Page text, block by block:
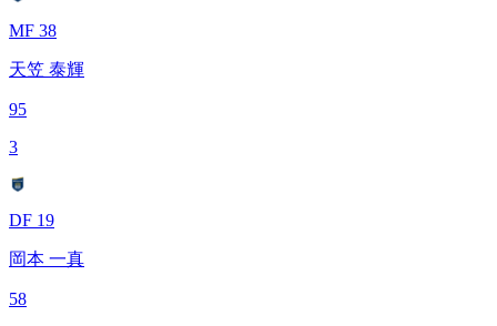
MF 38
天笠 泰輝
95
3
DF 19
岡本 一真
58